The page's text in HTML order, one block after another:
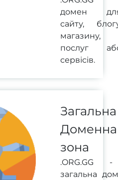
домен
сайту,
магазину,
послуг
сервісів.
Загальна
Доменна
зона
.ORG.GG
загальна